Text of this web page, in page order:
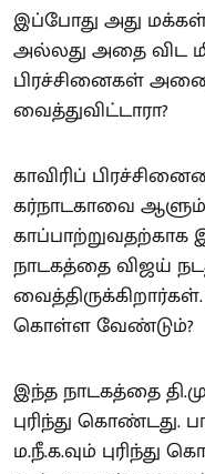
இப்போது அது மக்கள்
அல்லது அதை விட
பிரச்சினைகள்
வைத்துவிட்டாரா?
காவிரிப்
கர்நாடகாவை
நாடகத்தை விஜய்
கொள்ள வேண்டும்?
இந்த நாடகத்தை
புரிந்து கொண்டது.
ம.நீ.க.வும்